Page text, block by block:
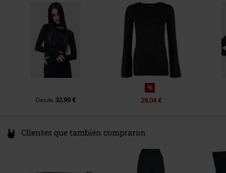
info@bannedapparel.eu
Desde 32,99 €
%
28,04 €
Clientes que también compraron